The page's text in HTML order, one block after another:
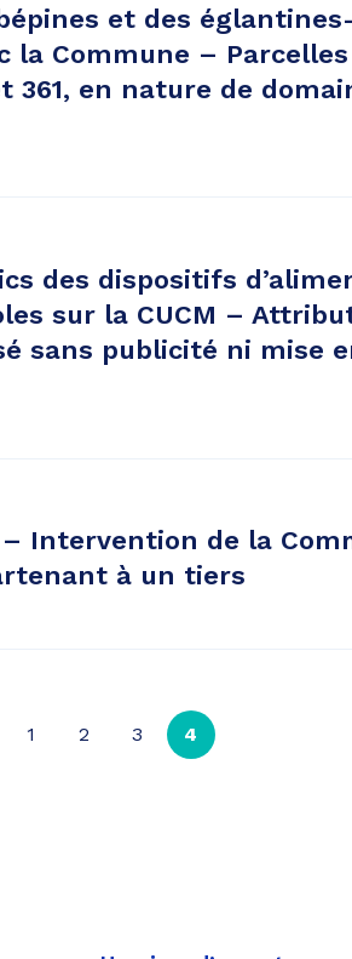
et des
la Commune –
361, en nature de
des dispositifs
sur la CUCM –
sans publicité ni mise
– Intervention de la
à un tiers
1 2 3 4